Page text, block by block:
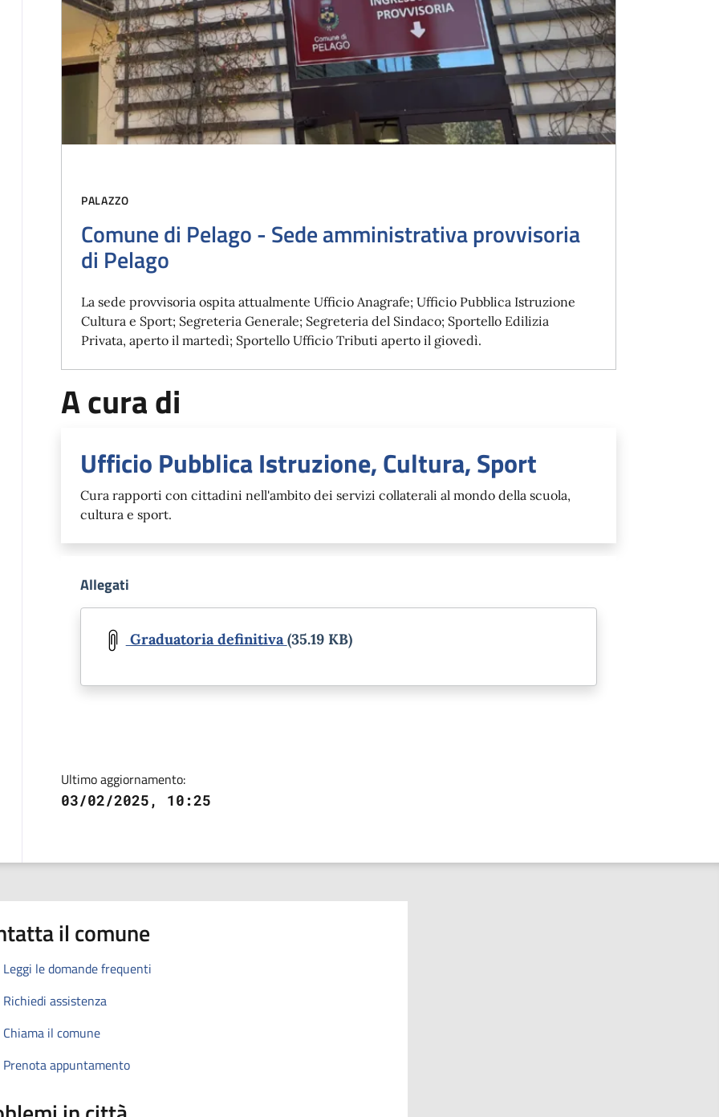
PALAZZO
Comune di Pelago - Sede amministrativa provvisoria
di Pelago
La sede provvisoria ospita attualmente Ufficio Anagrafe; Ufficio Pubblica Istruzione
Cultura e Sport; Segreteria Generale; Segreteria del Sindaco; Sportello Edilizia
Privata, aperto il martedì; Sportello Ufficio Tributi aperto il giovedì.
A cura di
Ufficio Pubblica Istruzione, Cultura, Sport
Cura rapporti con cittadini nell'ambito dei servizi collaterali al mondo della scuola,
cultura e sport.
Allegati
Graduatoria definitiva (35.19 KB)
Ultimo aggiornamento:
03/02/2025, 10:25
il comune
Leggi le domande frequenti
Richiedi assistenza
Chiama il comune
Prenota appuntamento